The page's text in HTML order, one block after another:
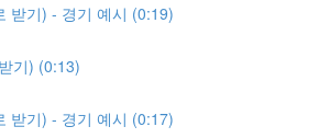
받기) - 경기 예시 (0:19)
기) (0:13)
받기) - 경기 예시 (0:17)